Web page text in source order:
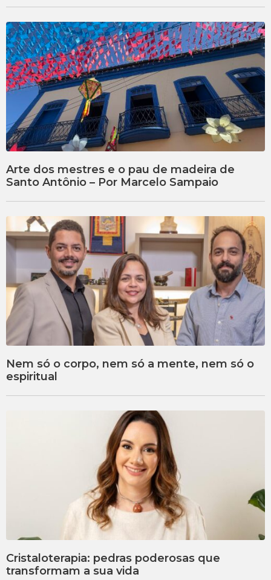
Arte dos mestres e o pau de madeira de
Santo Antônio – Por Marcelo Sampaio
Nem só o corpo, nem só a mente, nem só o
espiritual
Cristaloterapia: pedras poderosas que
transformam a sua vida